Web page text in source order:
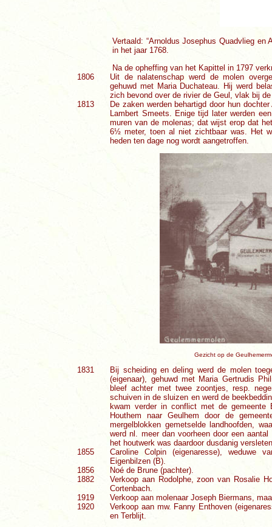
Vertaald: “Arnoldus Josephus Quadvlieg en
in het jaar 1768.
Na de opheffing van het Kapittel in 1797
1806
Uit de nalatenschap werd de molen
gehuwd met Maria Duchateau. Hij werd
zich bevond over de rivier de Geul, vlak bij
1813
De zaken werden behartigd door hun
Lambert Smeets. Enige tijd later werden
muren van de molenas; dat wijst erop dat
6½ meter, toen al niet zichtbaar was. Het
heden ten dage nog wordt aangetroffen.
Gezicht op de
1831
Bij scheiding en deling werd de molen
(eigenaar), gehuwd met Maria Gertrudis
bleef achter met twee zoontjes, resp.
schuiven in de sluizen en werd de
kwam verder in conflict met de
Houthem naar Geulhem door de
mergelblokken gemetselde landhoofden,
werd nl. meer dan voorheen door een
het houtwerk was daardoor dusdanig
1855
Caroline Colpin (eigenaresse), weduwe
Eigenbilzen (B).
1856
Noé de Brune (pachter).
1882
Verkoop aan Rodolphe, zoon van Rosalie
Cortenbach.
1919
Verkoop aan molenaar Joseph Biermans,
1920
Verkoop aan mw. Fanny Enthoven
en Terblijt.